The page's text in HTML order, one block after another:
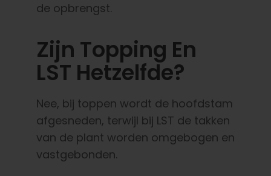
de opbrengst.
Zijn Topping En
LST Hetzelfde?
Nee, bij toppen wordt de hoofdstam
afgesneden, terwijl bij LST de takken
van de plant worden omgebogen en
vastgebonden.